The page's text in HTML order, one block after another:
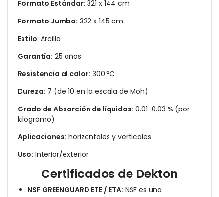
Formato Estándar: 321 x 144 cm
Formato Jumbo: 322 x 145 cm
Estilo: Arcilla
Garantía: 25 años
Resistencia al calor: 300 °C
Dureza: 7 (de 10 en la escala de Moh)
Grado de Absorción de líquidos: 0.01-0.03 % (por
kilogramo)
Aplicaciones: horizontales y verticales
Uso: Interior/exterior
Certificados de Dekton
NSF GREENGUARD ETE / ETA: NSF es una